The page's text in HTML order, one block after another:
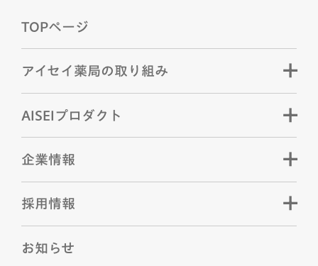
TOPページ
アイセイ薬局の取り組み
AISEIプロダクト
企業情報
採用情報
お知らせ